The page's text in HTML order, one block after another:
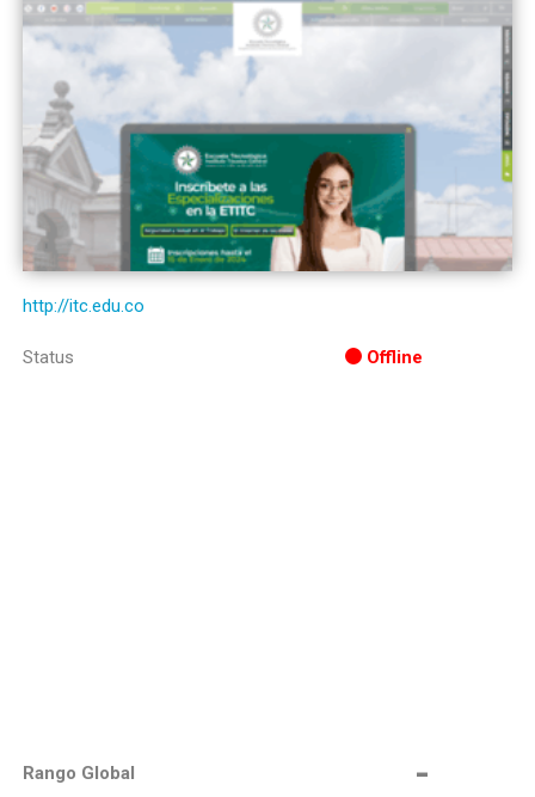
http://itc.edu.co
Status Offline
Rango Global -